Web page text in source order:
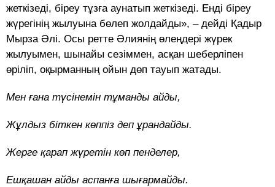
жеткізеді, біреу тұзға аунатып жеткізеді. Енді біреу
жүрегінің жылуына бөлеп жолдайды», – дейді Қадыр
Мырза Әлі. Осы ретте Әлиянің өлеңдері жүрек
жылуымен, шынайы сезіммен, асқан шеберліпен
өріліп, оқырманның ойын дөп тауып жатады.
Мен ғана түсінемін тұманды айды,
Жұлдыз біткен көппіз деп ұрандайды.
Жерге қарап жүретін көп пенделер,
Ешқашан айды аспанға шығармайды.